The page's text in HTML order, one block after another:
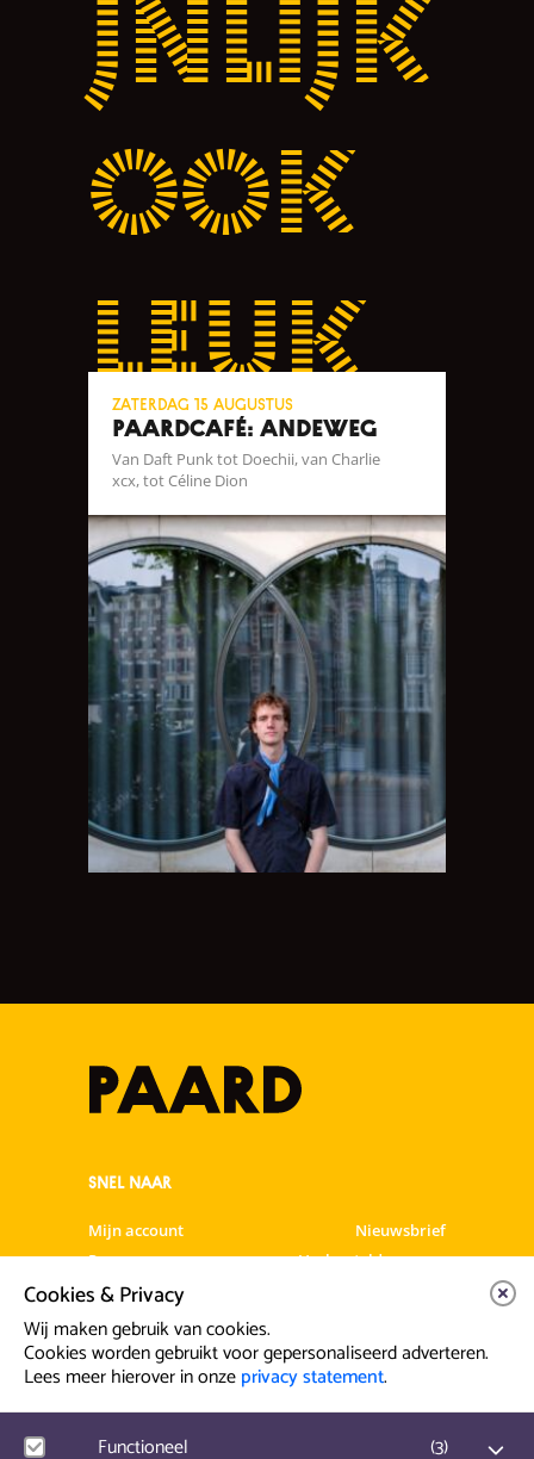
jnlijk
ook
leuk
zaterdag 15 augustus
Paardcafé: Andeweg
Van Daft Punk tot Doechii, van Charlie
xcx, tot Céline Dion
SNEL NAAR
Mijn account
Nieuwsbrief
Programma
Veelgestelde vragen
Partners & Sponsoren
Artiesten info
Prinsegracht 12
Cookies & Privacy
Wij maken gebruik van cookies.
Cookies worden gebruikt voor gepersonaliseerd adverteren.
Lees meer hierover in onzeprivacy statement.
Functioneel (3)